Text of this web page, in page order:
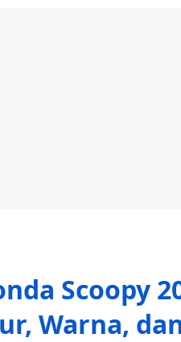
Scoopy
Warna,